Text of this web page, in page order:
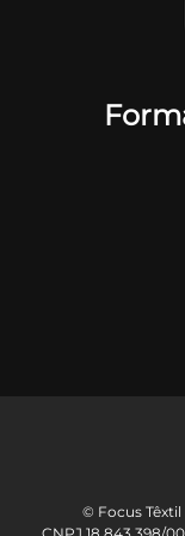
© Focus Têxtil